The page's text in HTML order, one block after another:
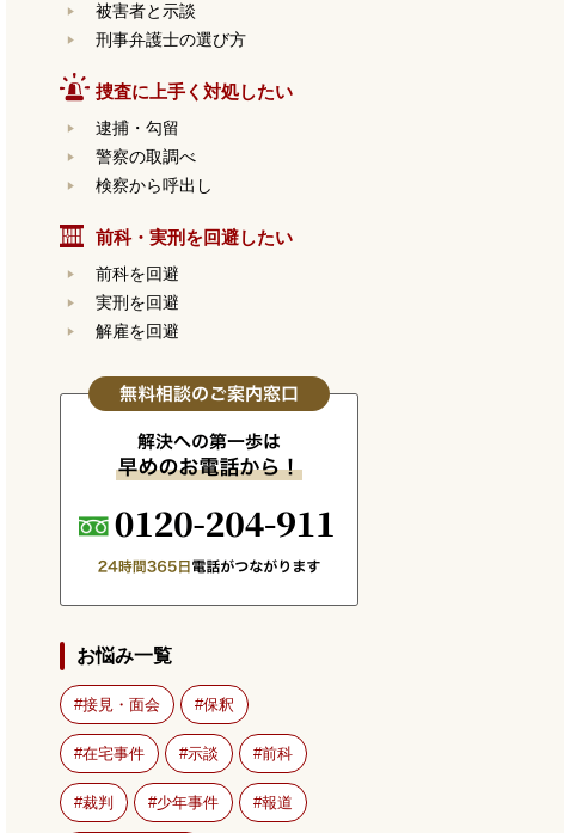
被害者と示談
刑事弁護士の選び方
捜査に上手く対処したい
逮捕・勾留
警察の取調べ
検察から呼出し
前科・実刑を回避したい
前科を回避
実刑を回避
解雇を回避
お悩み一覧
接見・面会 保釈
在宅事件 示談 前科
裁判 少年事件 報道